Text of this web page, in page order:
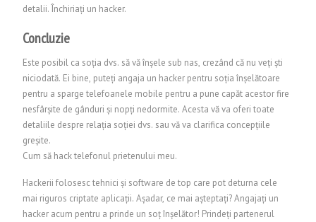
detalii.Închiriați un hacker.
Concluzie
Este posibil ca soția dvs. să vă înșele sub nas, crezând că nu veți ști
niciodată. Ei bine, puteți angaja un hacker pentru soția înșelătoare
pentru a sparge telefoanele mobile pentru a pune capăt acestor fire
nesfârșite de gânduri și nopți nedormite. Acesta vă va oferi toate
detaliile despre relația soției dvs. sau vă va clarifica concepțiile
greșite.
Cum să hack telefonul prietenului meu.
Hackerii folosesc tehnici și software de top care pot deturna cele
mai riguros criptate aplicații. Așadar, ce mai așteptați? Angajați un
hacker acum pentru a prinde un soț înșelător! Prindeți partenerul